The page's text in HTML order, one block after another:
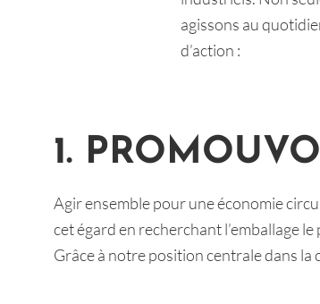
agissons au
d’action :
1.
Agir ensemble pour une économie
cet égard en recherchant l’emballage
Grâce à notre position centrale dans